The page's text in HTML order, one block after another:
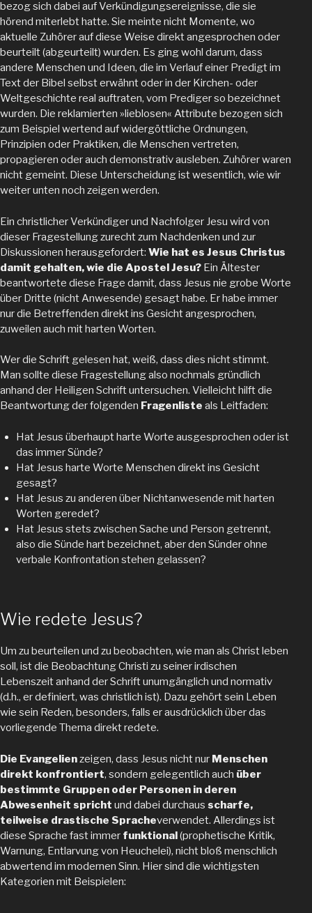
bezog sich dabei auf Verkündigungsereignisse, die sie
hörend miterlebt hatte. Sie meinte nicht Momente, wo
aktuelle Zuhörer auf diese Weise direkt angesprochen oder
beurteilt (abgeurteilt) wurden. Es ging wohl darum, dass
andere Menschen und Ideen, die im Verlauf einer Predigt im
Text der Bibel selbst erwähnt oder in der Kirchen- oder
Weltgeschichte real auftraten, vom Prediger so bezeichnet
wurden. Die reklamierten »lieblosen« Attribute bezogen sich
zum Beispiel wertend auf widergöttliche Ordnungen,
Prinzipien oder Praktiken, die Menschen vertreten,
propagieren oder auch demonstrativ ausleben. Zuhörer waren
nicht gemeint. Diese Unterscheidung ist wesentlich, wie wir
weiter unten noch zeigen werden.
Ein christlicher Verkündiger und Nachfolger Jesu wird von
dieser Fragestellung zurecht zum Nachdenken und zur
Diskussionen herausgefordert: Wie hat es Jesus Christus
damit gehalten, wie die Apostel Jesu? Ein Ältester
beantwortete diese Frage damit, dass Jesus nie grobe Worte
über Dritte (nicht Anwesende) gesagt habe. Er habe immer
nur die Betreffenden direkt ins Gesicht angesprochen,
zuweilen auch mit harten Worten.
Wer die Schrift gelesen hat, weiß, dass dies nicht stimmt.
Man sollte diese Fragestellung also nochmals gründlich
anhand der Heiligen Schrift untersuchen. Vielleicht hilft die
Beantwortung der folgenden Fragenliste als Leitfaden:
Hat Jesus überhaupt harte Worte ausgesprochen oder ist
das immer Sünde?
Hat Jesus harte Worte Menschen direkt ins Gesicht
gesagt?
Hat Jesus zu anderen über Nichtanwesende mit harten
Worten geredet?
Hat Jesus stets zwischen Sache und Person getrennt,
also die Sünde hart bezeichnet, aber den Sünder ohne
verbale Konfrontation stehen gelassen?
Wie redete Jesus?
Um zu beurteilen und zu beobachten, wie man als Christ leben
soll, ist die Beobachtung Christi zu seiner irdischen
Lebenszeit anhand der Schrift unumgänglich und normativ
(d.h., er definiert, was christlich ist). Dazu gehört sein Leben
wie sein Reden, besonders, falls er ausdrücklich über das
vorliegende Thema direkt redete.
Die Evangelienzeigen, dass Jesus nicht nur Menschen
direkt konfrontiert, sondern gelegentlich auch über
bestimmte Gruppen oder Personen in deren
Abwesenheit spricht und dabei durchaus scharfe,
teilweise drastische Spracheverwendet. Allerdings ist
diese Sprache fast immer funktional(prophetische Kritik,
Warnung, Entlarvung von Heuchelei), nicht bloß menschlich
abwertend im modernen Sinn. Hier sind die wichtigsten
Kategorien mit Beispielen: